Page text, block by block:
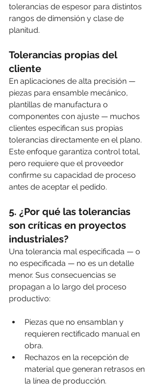
tolerancias de espesor para distintos
rangos de dimensión y clase de
planitud.
Tolerancias propias del
cliente
En aplicaciones de alta precisión —
piezas para ensamble mecánico,
plantillas de manufactura o
componentes con ajuste — muchos
clientes especifican sus propias
tolerancias directamente en el plano.
Este enfoque garantiza control total,
pero requiere que el proveedor
confirme su capacidad de proceso
antes de aceptar el pedido.
5. ¿Por qué las tolerancias
son críticas en proyectos
industriales?
Una tolerancia mal especificada — o
no especificada — no es un detalle
menor. Sus consecuencias se
propagan a lo largo del proceso
productivo:
Piezas que no ensamblan y
requieren rectificado manual en
obra.
Rechazos en la recepción de
material que generan retrasos en
la línea de producción.